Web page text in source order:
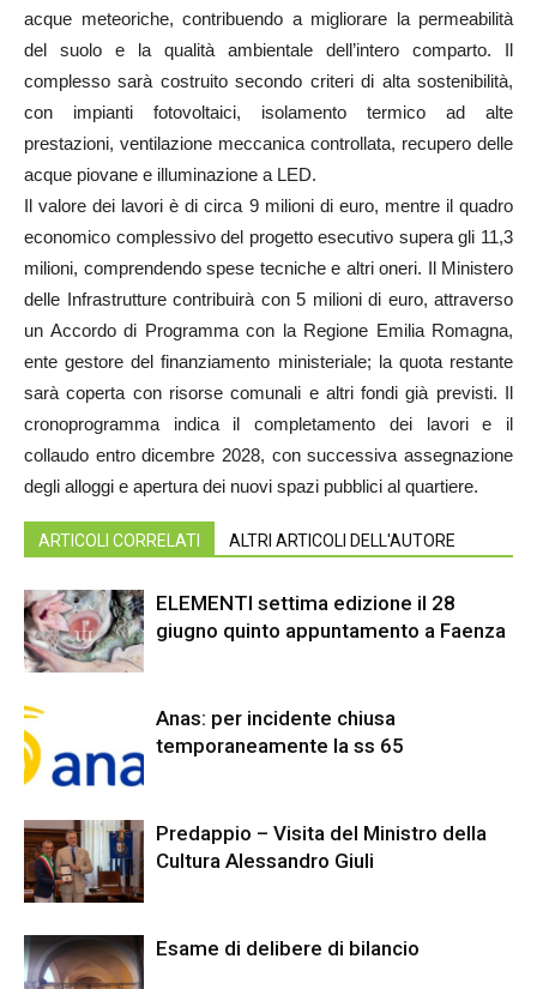
acque meteoriche, contribuendo a migliorare la permeabilità
del suolo e la qualità ambientale dell’intero comparto. Il
complesso sarà costruito secondo criteri di alta sostenibilità,
con impianti fotovoltaici, isolamento termico ad alte
prestazioni, ventilazione meccanica controllata, recupero delle
acque piovane e illuminazione a LED.
Il valore dei lavori è di circa 9 milioni di euro, mentre il quadro
economico complessivo del progetto esecutivo supera gli 11,3
milioni, comprendendo spese tecniche e altri oneri. Il Ministero
delle Infrastrutture contribuirà con 5 milioni di euro, attraverso
un Accordo di Programma con la Regione Emilia Romagna,
ente gestore del finanziamento ministeriale; la quota restante
sarà coperta con risorse comunali e altri fondi già previsti. Il
cronoprogramma indica il completamento dei lavori e il
collaudo entro dicembre 2028, con successiva assegnazione
degli alloggi e apertura dei nuovi spazi pubblici al quartiere.
ARTICOLI CORRELATI ALTRI ARTICOLI DELL'AUTORE
ELEMENTI settima edizione il 28
giugno quinto appuntamento a Faenza
Anas: per incidente chiusa
temporaneamente la ss 65
Predappio – Visita del Ministro della
Cultura Alessandro Giuli
Esame di delibere di bilancio